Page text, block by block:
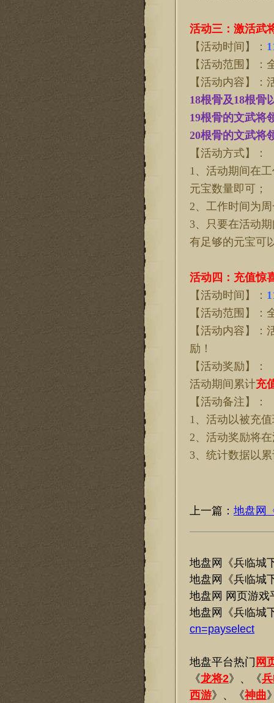
活动三 ： 激活武
【活动时间】：
【活动范围】：
【活动内容】：
18根骨及18根骨
19根骨的文武将
20根骨的文武将
【活动方式】：
1、活动期间在
元宝数量即可；
2、工作时间为
3、 只要在活动
有足够的元宝可
活动 四 ：充值惊
【活动时间】：
【活动范围】：
【活动内容】：
励！
【活动奖励】：
活动期间累计充
【活动备注】：
1、活动以被充
2、活动奖励将
3、统计数据以
上一篇： 地盘网
地盘网《兵临城
地盘网《兵临城
地盘网 网页游戏
地盘网《兵临城
cn=payselect
地盘平台热门 网
《龙将2》、《
西游》、《神曲